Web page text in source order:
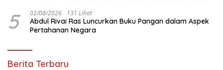
5 02/08/2026 131 Lihat
Abdul Rivai Ras Luncurkan Buku Pangan dalam Aspek
Pertahanan Negara
Berita Terbaru